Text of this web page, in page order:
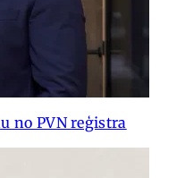
no PVN reģistra